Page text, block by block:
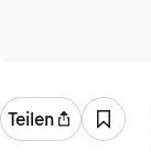
Teilen